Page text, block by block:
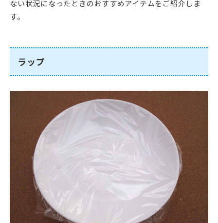
ない状況になったときのおすすめアイテムをご紹介しま
す。
ラップ